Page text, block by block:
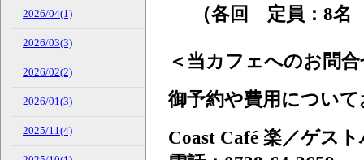
2026/04(1)
2026/03(3)
2026/02(2)
2026/01(3)
2025/11(4)
（各回 定員：8名
＜当カフェへのお問
御予約や費用につい
Coast Café 楽／ゲス